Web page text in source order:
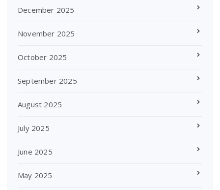
December 2025
November 2025
October 2025
September 2025
August 2025
July 2025
June 2025
May 2025